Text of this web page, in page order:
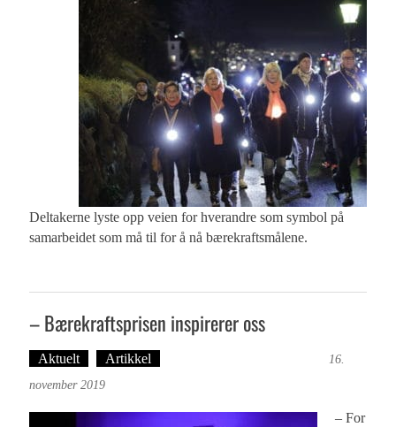
Deltakerne lyste opp veien for hverandre som symbol på
samarbeidet som må til for å nå bærekraftsmålene.
– Bærekraftsprisen inspirerer oss
Aktuelt Artikkel
16.
november 2019
– For